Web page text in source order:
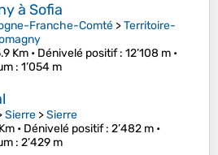
à Sofia
Franche-Comté >Territoire-
Km • Dénivelé positif: 12’108 m •
: 1’054 m
Sierre >Sierre
• Dénivelé positif: 2’482 m •
: 2’429 m